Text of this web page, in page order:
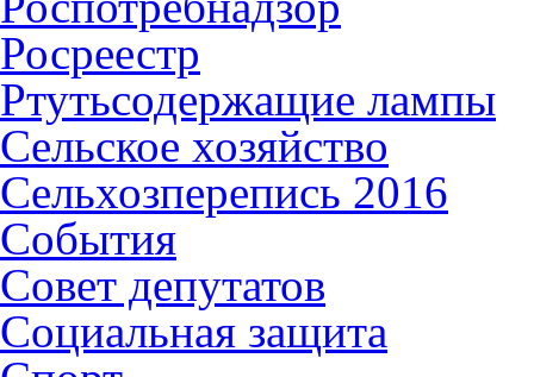
Росреестр
Ртутьсодержащие лампы
Сельское хозяйство
Сельхозперепись 2016
События
Совет депутатов
Социальная защита